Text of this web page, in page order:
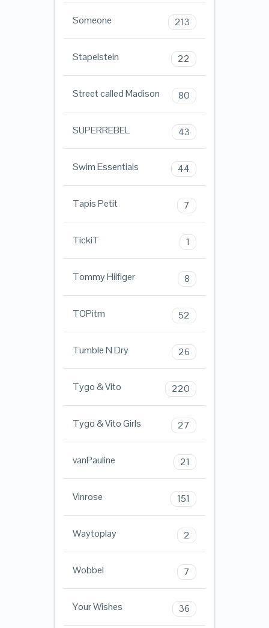
Someone 213
Stapelstein 22
Street called Madison 80
SUPERREBEL 43
Swim Essentials 44
Tapis Petit 7
TickiT 1
Tommy Hilfiger 8
TOPitm 52
Tumble N Dry 26
Tygo & Vito 220
Tygo & Vito Girls 27
vanPauline 21
Vinrose 151
Waytoplay 2
Wobbel 7
Your Wishes 36